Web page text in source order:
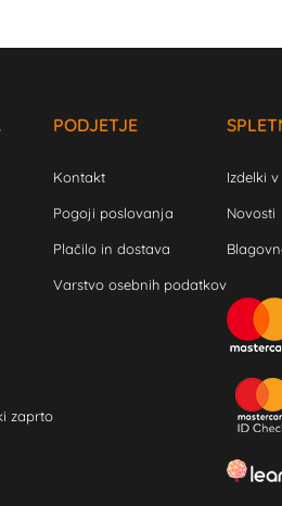
zaprto
PODJETJE
Kontakt
Pogoji poslovanja
Plačilo in dostava
Varstvo osebnih podatkov
Izdelki
Novosti